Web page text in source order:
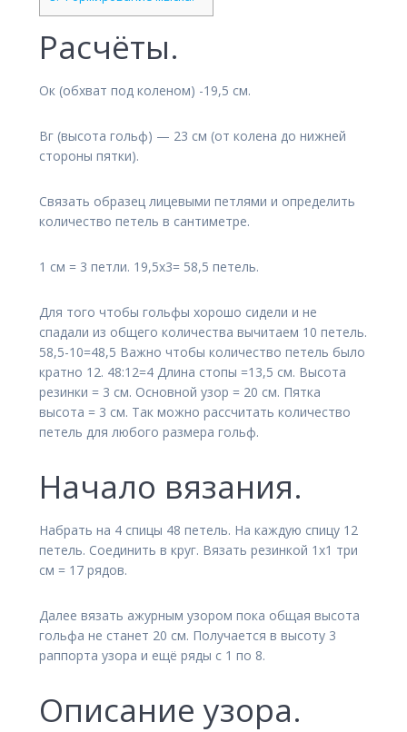
Расчёты.
Ок (обхват под коленом) -19,5 см.
Вг (высота гольф) — 23 см (от колена до нижней
стороны пятки).
Связать образец лицевыми петлями и определить
количество петель в сантиметре.
1 см = 3 петли. 19,5х3= 58,5 петель.
Для того чтобы гольфы хорошо сидели и не
спадали из общего количества вычитаем 10 петель.
58,5-10=48,5 Важно чтобы количество петель было
кратно 12. 48:12=4 Длина стопы =13,5 см. Высота
резинки = 3 см. Основной узор = 20 см. Пятка
высота = 3 см. Так можно рассчитать количество
петель для любого размера гольф.
Начало вязания.
Набрать на 4 спицы 48 петель. На каждую спицу 12
петель. Соединить в круг. Вязать резинкой 1х1 три
см = 17 рядов.
Далее вязать ажурным узором пока общая высота
гольфа не станет 20 см. Получается в высоту 3
раппорта узора и ещё ряды с 1 по 8.
Описание узора.